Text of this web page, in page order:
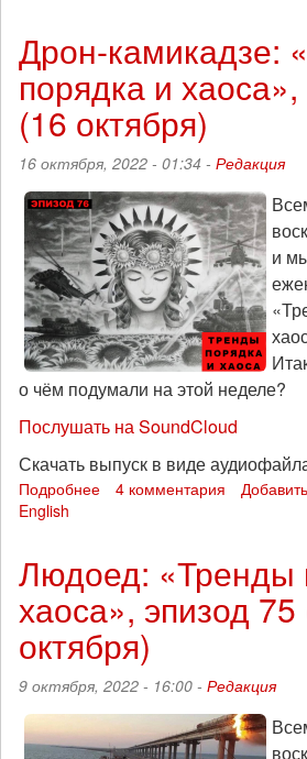
спасет:
порядка
и
хаоса»,
эпизод
77
(23
октября)
Дрон-камикадзе:
порядка и
(16 октября)
16 октября, 2022 - 01:34 - Редакция
и
о чём подумали на этой неделе?
Послушать на SoundCloud
Скачать выпуск в виде
Подробнее
порядка
хаоса»,
эпизод
76
(16
октября)
4 комментария
English
Людоед: «Тренды
хаоса», эпизод 75
октября)
9 октября, 2022 - 16:00 - Редакция